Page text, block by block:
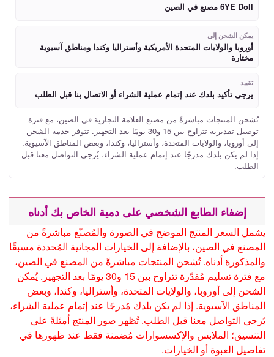
6YE Doll مصنع في الصين
يمكن الشحن إلى
أوروبا والولايات المتحدة الأمريكية وأستراليا وكندا ومناطق آسيوية
مختارة
تقييد
يرجى تأكيد بلدك عند إتمام عملية الشراء أو الاتصال بنا قبل الطلب
تُشحن المنتجات مباشرةً من مصنع العلامة التجارية في الصين، مع فترة
توصيل تقديرية تتراوح بين 15 و30 يومًا بعد التجهيز. تتوفر خدمة الشحن
إلى أوروبا، والولايات المتحدة، وأستراليا، وكندا، وبعض المناطق الآسيوية.
إذا لم يكن بلدك مدرجًا عند إتمام عملية الشراء، يُرجى التواصل معنا قبل
الطلب.
إضفاء الطابع الشخصي على دمية الخاص بك أدناه
يشمل السعر المنتج الموضح في الصورة والمُصنّع مباشرةً من
المصنع في الصين، بالإضافة إلى الخيارات المجانية المُحددة مسبقًا
والمذكورة أدناه. تُشحن المنتجات مباشرةً من المصنع في الصين،
مع فترة تسليم مُقدّرة تتراوح بين 15 و30 يومًا بعد التجهيز. يُمكن
الشحن إلى أوروبا، والولايات المتحدة، وأستراليا، وكندا، وبعض
المناطق الآسيوية. إذا لم يكن بلدك مُدرجًا عند إتمام عملية الشراء،
يُرجى التواصل معنا قبل الطلب. تُظهر صور المنتج أمثلةً على
التنسيق؛ الملابس والإكسسوارات مُضمنة فقط عند ظهورها في
تفاصيل العبوة أو الخيارات.